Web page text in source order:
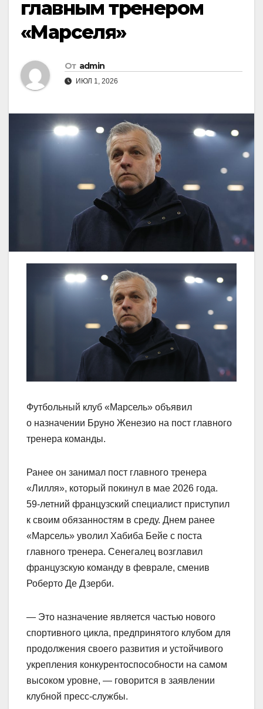
главным тренером
«Марселя»
От admin
ИЮЛ 1, 2026
Футбольный клуб «Марсель» объявил
о назначении Бруно Женезио на пост главного
тренера команды.
Ранее он занимал пост главного тренера
«Лилля», который покинул в мае 2026 года.
59‑летний французский специалист приступил
к своим обязанностям в среду. Днем ранее
«Марсель» уволил Хабиба Бейе с поста
главного тренера. Сенегалец возглавил
французскую команду в феврале, сменив
Роберто Де Дзерби.
— Это назначение является частью нового
спортивного цикла, предпринятого клубом для
продолжения своего развития и устойчивого
укрепления конкурентоспособности на самом
высоком уровне, — говорится в заявлении
клубной пресс‑службы.